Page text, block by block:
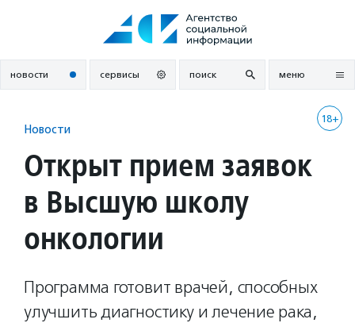
новости сервисы поиск меню
18+
Новости
Открыт прием заявок
в Высшую школу
онкологии
Программа готовит врачей, способных
улучшить диагностику и лечение рака,